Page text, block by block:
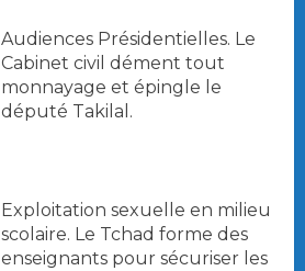
Audiences Présidentielles. Le
Cabinet civil dément tout
monnayage et épingle le
député Takilal.
Exploitation sexuelle en milieu
scolaire. Le Tchad forme des
enseignants pour sécuriser les